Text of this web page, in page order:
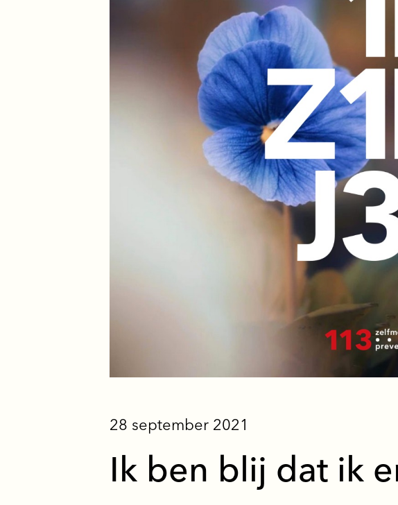
28 september 2021
Ik ben blij dat ik